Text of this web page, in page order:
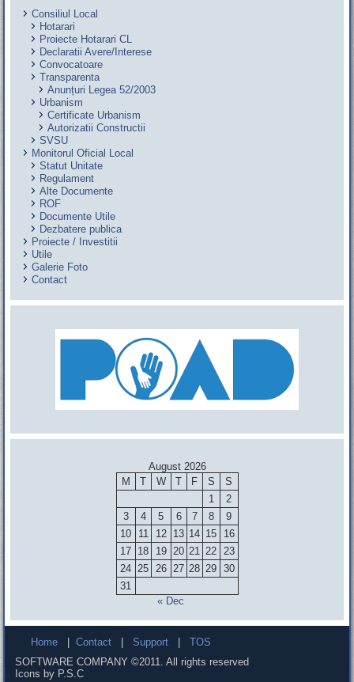
Consiliul Local
Hotarari
Proiecte Hotarari CL
Declaratii Avere/Interese
Convocatoare
Transparenta
Anunțuri Legea 52/2003
Urbanism
Certificate Urbanism
Autorizatii Constructii
SVSU
Monitorul Oficial Local
Statut Unitate
Regulament
Alte Documente
ROF
Documente Utile
Dezbatere publica
Proiecte / Investitii
Utile
Galerie Foto
Contact
August 2026
M
T W T F S
S
1
2
3
4 5 6 7 8
9
10
11 12 13 14 15
16
17 18 19 20 21 22 23
24 25 26 27 28 29 30
31
« Dec
Home |Contact Support |TOS
SOFTWARE COMPANY ©2011. All rights reserved
Icons by P.S.C